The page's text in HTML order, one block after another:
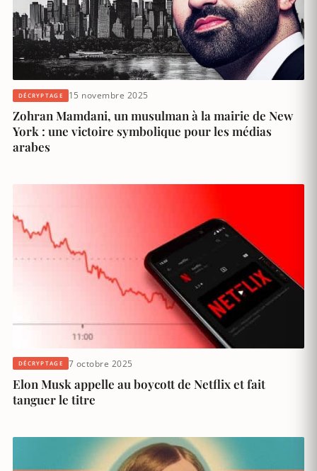
DÉCRYPTAGE 15 novembre 2025
Zohran Mamdani, un musulman à la mairie de New
York : une victoire symbolique pour les médias
arabes
DÉCRYPTAGE 7 octobre 2025
Elon Musk appelle au boycott de Netflix et fait
tanguer le titre